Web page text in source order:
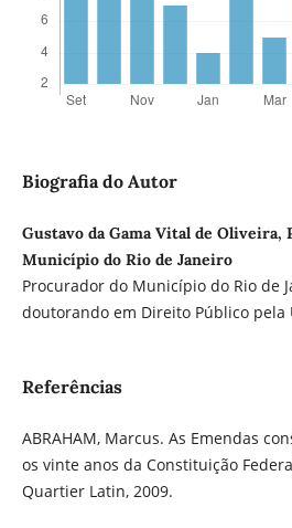
Biografia do Autor
Gustavo da Gama Vital de Oliveira,
Município do Rio de Janeiro
Procurador do Município do Rio de
doutorando em Direito Público pela
Referências
ABRAHAM, Marcus. As Emendas
os vinte anos da Constituição
Quartier Latin, 2009.